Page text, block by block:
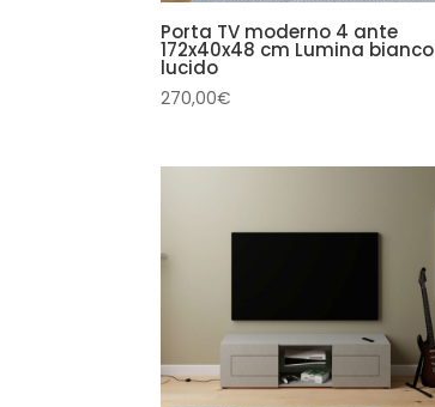
Porta TV moderno 4 ante
172x40x48 cm Lumina bianco
lucido
270,00€